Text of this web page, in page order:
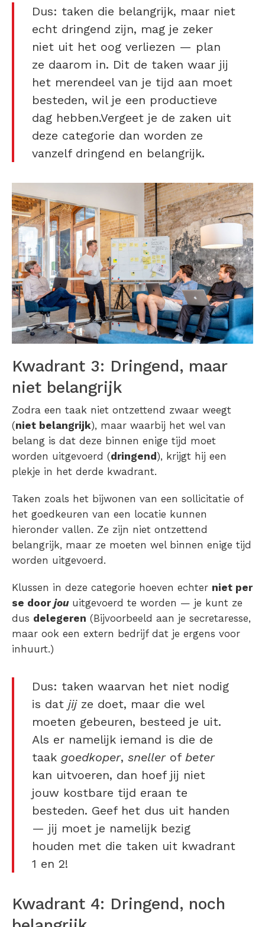
Dus: taken die belangrijk, maar niet
echt dringend zijn, mag je zeker
niet uit het oog verliezen — plan
ze daarom in. Dit de taken waar jij
het merendeel van je tijd aan moet
besteden, wil je een productieve
dag hebben.Vergeet je de zaken uit
deze categorie dan worden ze
vanzelf dringend en belangrijk.
Kwadrant 3: Dringend, maar
niet belangrijk
Zodra een taak niet ontzettend zwaar weegt
(niet belangrijk), maar waarbij het wel van
belang is dat deze binnen enige tijd moet
worden uitgevoerd (dringend ), krijgt hij een
plekje in het derde kwadrant.
Taken zoals het bijwonen van een sollicitatie of
het goedkeuren van een locatie kunnen
hieronder vallen. Ze zijn niet ontzettend
belangrijk, maar ze moeten wel binnen enige tijd
worden uitgevoerd.
Klussen in deze categorie hoeven echter niet per
se door jouuitgevoerd te worden — je kunt ze
dus delegeren (Bijvoorbeeld aan je secretaresse,
maar ook een extern bedrijf dat je ergens voor
inhuurt.)
Dus: taken waarvan het niet nodig
is dat jijze doet, maar die wel
moeten gebeuren, besteed je uit.
Als er namelijk iemand is die de
taak goedkoper, sneller of beter
kan uitvoeren, dan hoef jij niet
jouw kostbare tijd eraan te
besteden. Geef het dus uit handen
— jij moet je namelijk bezig
houden met die taken uit kwadrant
1 en 2!
Kwadrant 4: Dringend, noch